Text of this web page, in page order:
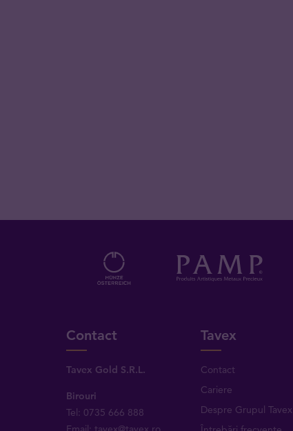
Contact
Tavex Gold S.R.L.
Birouri
Tel: 0735 666 888
Tavex
Contact
Cariere
Despre Grupul Tavex